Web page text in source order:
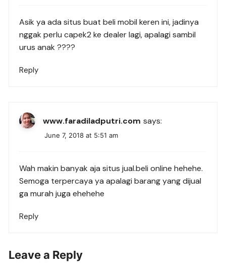
Asik ya ada situs buat beli mobil keren ini, jadinya
nggak perlu capek2 ke dealer lagi, apalagi sambil
urus anak ????
Reply
www.faradiladputri.com says:
June 7, 2018 at 5:51 am
Wah makin banyak aja situs jual.beli online hehehe.
Semoga terpercaya ya apalagi barang yang dijual
ga murah juga ehehehe
Reply
Leave a Reply